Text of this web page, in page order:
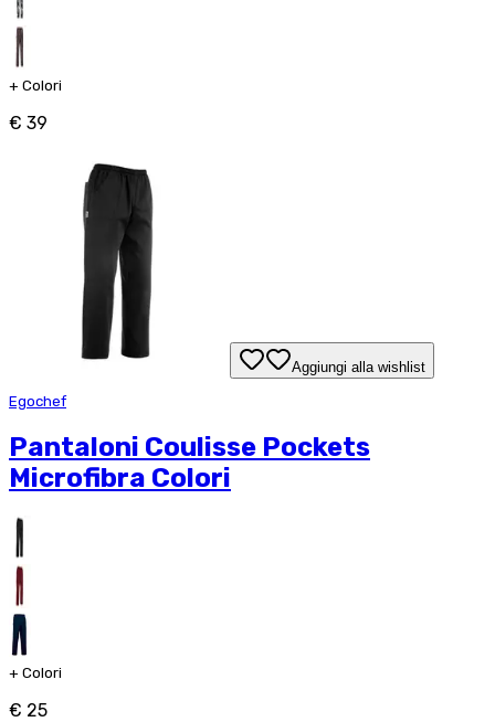
+ Colori
€ 39
Aggiungi alla wishlist
Egochef
Pantaloni Coulisse Pockets
Microfibra Colori
+ Colori
€ 25